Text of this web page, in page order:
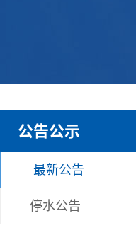
公告公示
最新公告
停水公告